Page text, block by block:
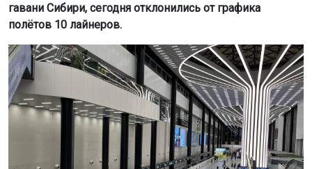
гавани Сибири, сегодня отклонились от графика
полётов 10 лайнеров.